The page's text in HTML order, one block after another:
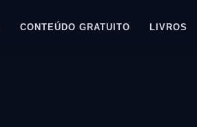
CONTEÚDO GRATUITO LIVROS